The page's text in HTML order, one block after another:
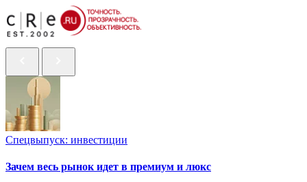
Спецвыпуск: инвестиции
Зачем весь рынок идет в премиум и люкс